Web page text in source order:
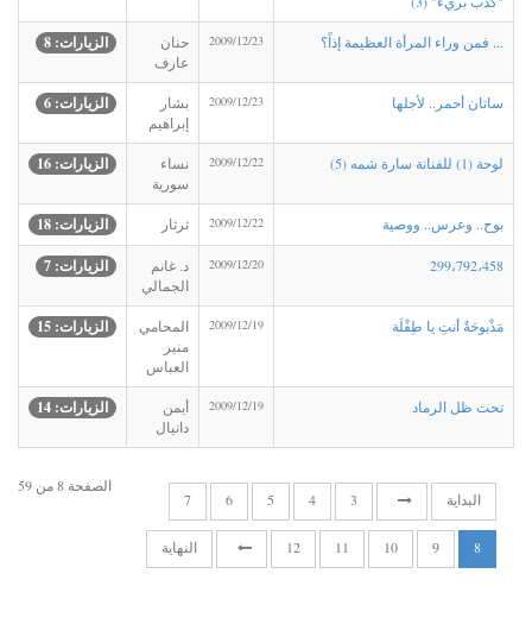
‏... فمن وراء المرأة العظيمة إذاً؟ 2009/12/23
حنان
عارف
الزيارات: 8
ساتان أحمر.. لأجلها 2009/12/23
بشار
إبراهيم
الزيارات: 6
لوحة (1) للفنانة سارة شمه (5) 2009/12/22
نساء
سورية
الزيارات: 16
بوح.. وعرس.. ووصية 2009/12/22 ثرثار الزيارات: 18
299،792،458 2009/12/20
د. غانم
الجمالي
الزيارات: 7
مَذْبوحَةٌ أنتِ يا طِفْلَة 2009/12/19
المحامي
منير
العباس
الزيارات: 15
تحت ظل الرماد 2009/12/19
أيمن
دانيال
الزيارات: 14
الصفحة 8 من 59
البداية 3
4
5
6
7
8
9
10
11
12 النهاية